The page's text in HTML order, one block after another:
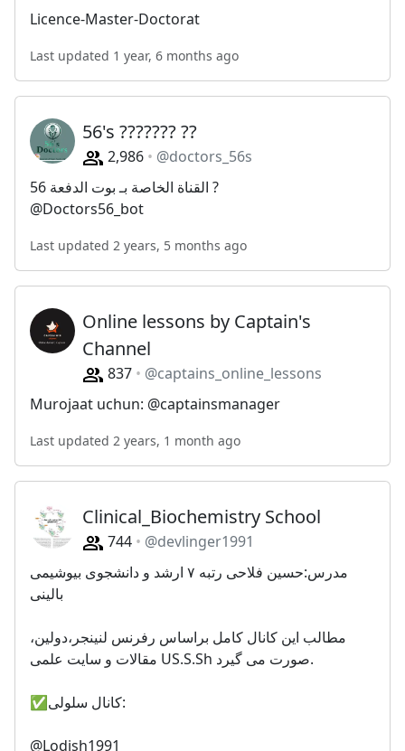
Licence-Master-Doctorat
Last updated 1 year, 6 months ago
56's ??????? ??
2,986
@doctors_56s
القناة الخاصة بـ بوت الدفعة 56 ?
@Doctors56_bot
Last updated 2 years, 5 months ago
Online lessons by Captain's
Channel
837
@captains_online_lessons
Murojaat uchun: @captainsmanager
Last updated 2 years, 1 month ago
Clinical_Biochemistry School
744
@devlinger1991
مدرس:حسین فلاحی رتبه ۷ ارشد و دانشجوی بیوشیمی
بالینی
مطالب این کانال کامل براساس رفرنس لنینجر،دولین،
مقالات و سایت علمی US.S.Sh صورت می گیرد.
✅کانال سلولی:
@Lodish1991